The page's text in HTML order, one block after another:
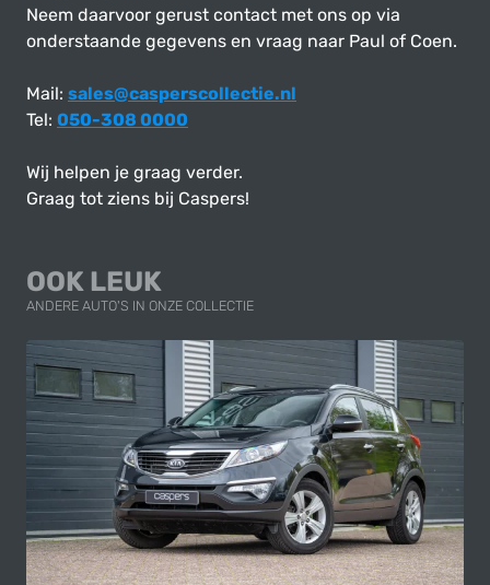
Neem daarvoor gerust contact met ons op via
onderstaande gegevens en vraag naar Paul of Coen.
Mail: sales@casperscollectie.nl
Tel: 050-308 0000
Wij helpen je graag verder.
Graag tot ziens bij Caspers!
OOK LEUK
ANDERE AUTO'S IN ONZE COLLECTIE